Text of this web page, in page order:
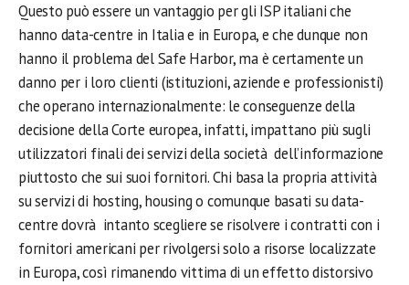
Questo può essere un vantaggio per gli ISP italiani che
hanno data-centre in Italia e in Europa, e che dunque non
hanno il problema del Safe Harbor, ma è certamente un
danno per i loro clienti (istituzioni, aziende e professionisti)
che operano internazionalmente: le conseguenze della
decisione della Corte europea, infatti, impattano più sugli
utilizzatori finali dei servizi della società dell’informazione
piuttosto che sui suoi fornitori. Chi basa la propria attività
su servizi di hosting, housing o comunque basati su data-
centre dovrà intanto scegliere se risolvere i contratti con i
fornitori americani per rivolgersi solo a risorse localizzate
in Europa, così rimanendo vittima di un effetto distorsivo